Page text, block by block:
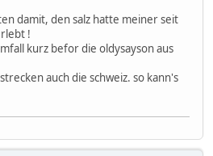
damit, den salz hatte meiner seit
!
kurz befor die oldysayson aus
auch die schweiz. so kann's